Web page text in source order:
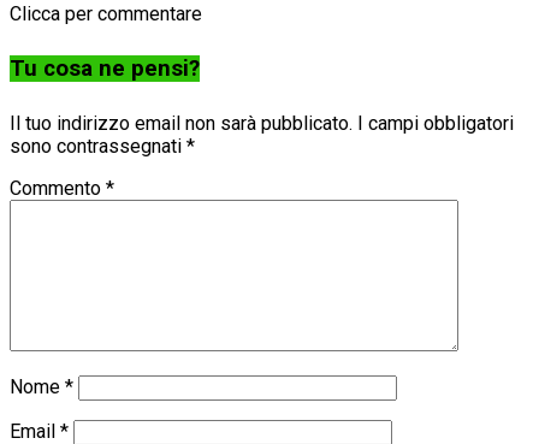
Clicca per commentare
Tu cosa ne pensi?
Il tuo indirizzo email non sarà pubblicato. I campi obbligatori
sono contrassegnati *
Commento *
Nome *
Email *